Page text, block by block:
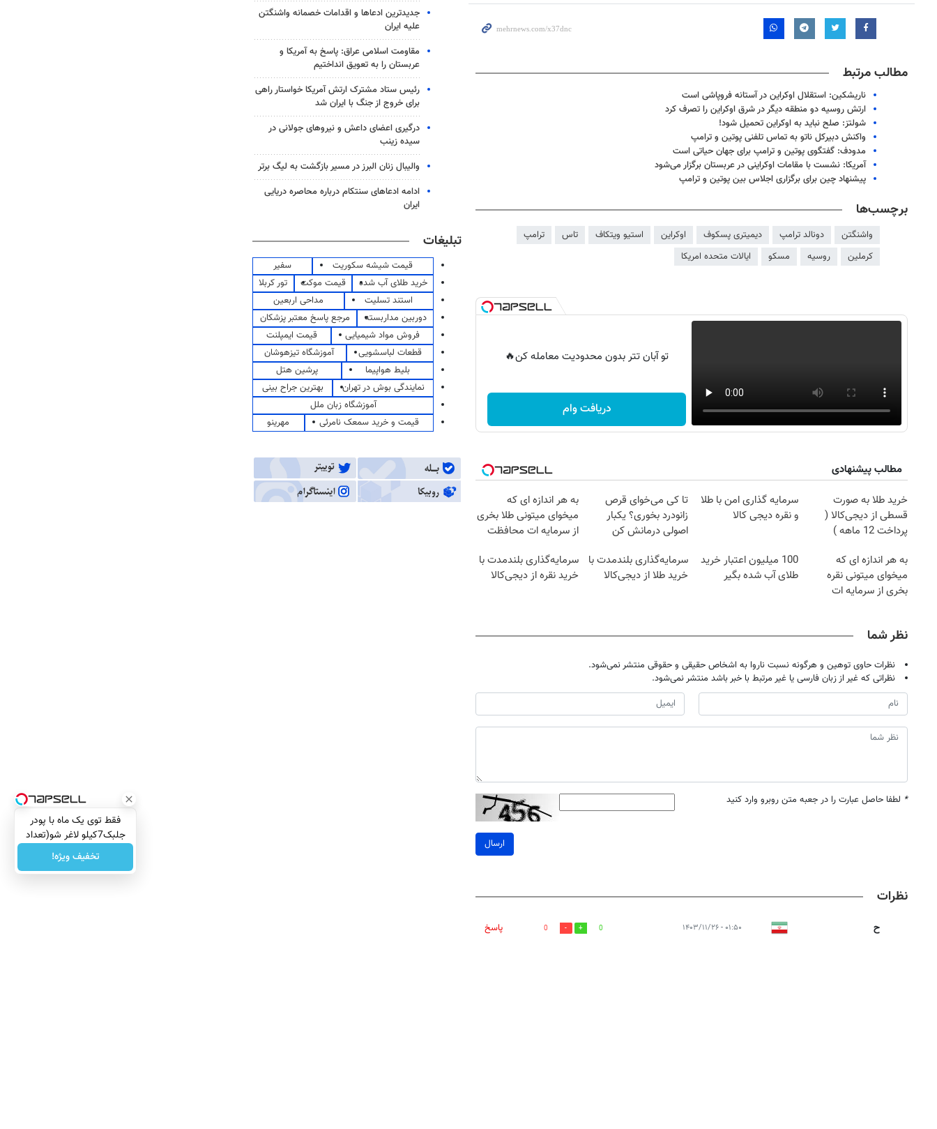
مطالب مرتبط
ناریشکین: استقلال اوکراین در آستانه فروپاشی است
ارتش روسیه دو منطقه دیگر در شرق اوکراین را تصرف کرد
شولتز: صلح نباید به اوکراین تحمیل شود!
واکنش دبیرکل ناتو به تماس تلفنی پوتین و ترامپ
مدودف: گفتگوی پوتین و ترامپ برای جهان حیاتی است
آمریکا: نشست با مقامات اوکراینی در عربستان برگزار می‌شود
پیشنهاد چین برای برگزاری اجلاس بین پوتین و ترامپ
برچسب‌ها
واشنگتن دونالد ترامپ دیمیتری پسکوف اوکراین استیو ویتکاف تاس
ترامپ
کرملین
روسیه مسکو ایالات متحده امریکا
تو آبان تتر بدون محدودیت معامله کن🔥
دریافت وام
مطالب پیشنهادی
خرید طلا به صورت
قسطی از دیجی‌کالا (
پرداخت 12 ماهه )
سرمایه گذاری امن با طلا
و نقره دیجی کالا
تا کی می‌خوای قرص
زانودرد بخوری؟ یکبار
اصولی درمانش کن
به هر اندازه ای که
میخوای میتونی طلا بخری
از سرمایه ات محافظت
به هر اندازه ای که
میخوای میتونی نقره
بخری از سرمایه ات
100 میلیون اعتبار خرید
طلای آب شده بگیر
سرمایه‌گذاری بلندمدت با
خرید طلا از دیجی‌کالا
سرمایه‌گذاری بلندمدت با
خرید نقره از دیجی‌کالا
نظر شما
نظرات حاوی توهین و هرگونه نسبت ناروا به اشخاص حقیقی و حقوقی منتشر نمی‌شود.
نظراتی که غیر از زبان فارسی یا غیر مرتبط با خبر باشد منتشر نمی‌شود.
* لطفا حاصل عبارت را در جعبه متن روبرو وارد کنید
ارسال
نظرات
ح ۰۱:۵۰ - ۱۴۰۳/۱۱/۲۶ 0
0
پاسخ
جدیدترین ادعاها و اقدامات خصمانه واشنگتن
علیه ایران
مقاومت اسلامی عراق: پاسخ به آمریکا و
عربستان را به تعویق انداختیم
رئیس ستاد مشترک ارتش آمریکا خواستار راهی
برای خروج از جنگ با ایران شد
درگیری اعضای داعش و نیروهای جولانی در
سیده زینب
والیبال زنان البرز در مسیر بازگشت به لیگ برتر
ادامه ادعاهای سنتکام درباره محاصره دریایی
ایران
تبلیغات
قیمت شیشه سکوریت
سفیر
خرید طلای آب شده
قیمت موکت
تور کربلا
استند تسلیت
مداحی اربعین
دوربین مداربسته
مرجع پاسخ معتبر پزشکان
فروش مواد شیمیایی
قیمت ایمپلنت
قطعات لباسشویی
آموزشگاه تیزهوشان
بلیط هواپیما
پرشین هتل
نمایندگی بوش در تهران
بهترین جراح بینی
آموزشگاه زبان ملل
قیمت و خرید سمعک نامرئی
مهرینو
فقط توی یک ماه با پودر
جلبک7کیلو لاغر شو(تعداد
محدود)
تخفیف ویژه!